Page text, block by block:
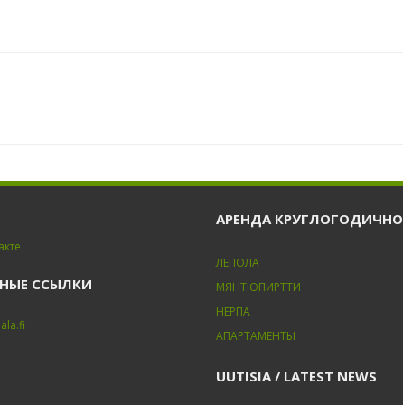
ССЫЛКИ
АРЕНДА КРУГЛОГОДИЧНО
ЛЕПОЛА
МЯНТЮПИРТТИ
НЕРПА
АПАРТАМЕНТЫ
UUTISIA / LATEST NEWS